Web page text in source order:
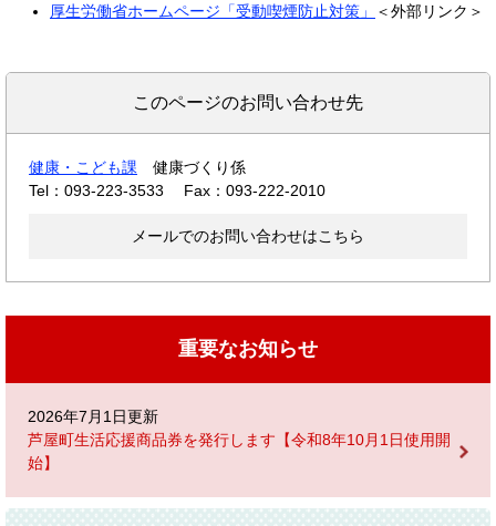
厚生労働省ホームページ「受動喫煙防止対策」
＜外部リンク＞
このページのお問い合わせ先
健康・こども課
健康づくり係
Tel：093-223-3533
Fax：093-222-2010
メールでのお問い合わせはこちら
重要なお知らせ
2026年7月1日更新
芦屋町生活応援商品券を発行します【令和8年10月1日使用開
始】